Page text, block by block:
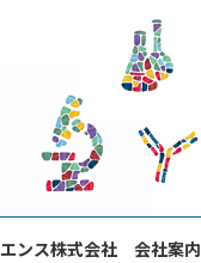
ンス株式会社 会社案内